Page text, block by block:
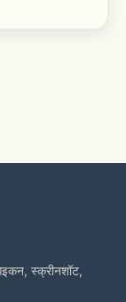
स्क्रीनशॉट,